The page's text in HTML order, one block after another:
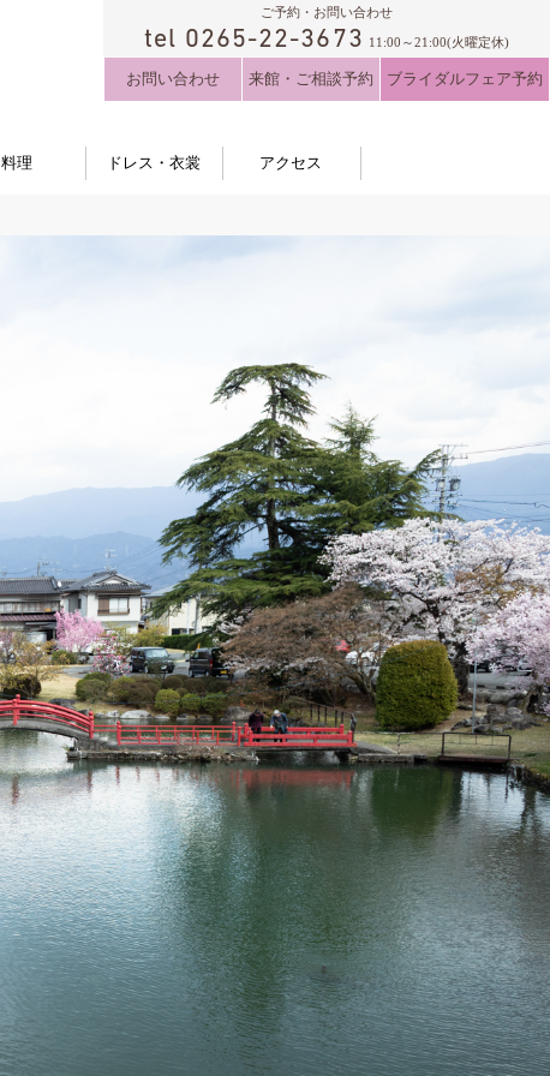
ご予約・お問い合わせ
tel 0265-22-3673 11:00～21:00(火曜定休)
お問い合わせ 来館・ご相談予約 ブライダルフェア予約
料理 ドレス・衣裳 アクセス